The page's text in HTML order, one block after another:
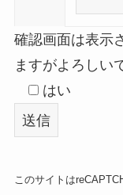
確認画面は表示
ますがよろしい
はい
このサイトは